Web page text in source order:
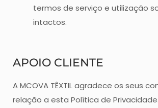
termos de serviço e utilização
intactos.
APOIO CLIENTE
A MCOVA TÊXTIL agradece os seus
relação a esta Política de